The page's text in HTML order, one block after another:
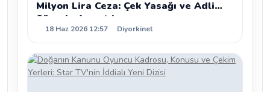
Milyon Lira Ceza: Çek Yasağı ve Adli
Sürecin Ayrıntıları
18 Haz 2026 12:57 Diyorkinet